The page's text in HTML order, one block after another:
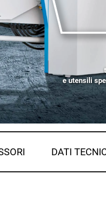
e utensili
DATI